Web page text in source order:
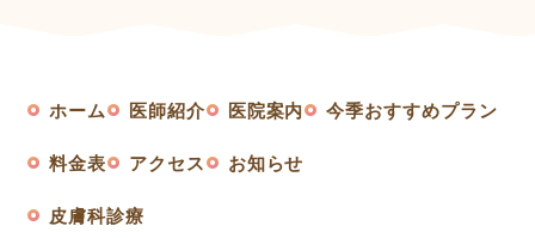
ホーム 医師紹介 医院案内 今季おすすめプラン
料金表 アクセス お知らせ
皮膚科診療